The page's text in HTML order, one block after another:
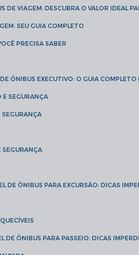
DE VIAGEM: DESCUBRA O VALOR IDEAL
SEU GUIA COMPLETO
PRECISA SABER
DE ÔNIBUS EXECUTIVO: O GUIA
E SEGURANÇA
SEGURANÇA
SEGURANÇA
DE ÔNIBUS PARA EXCURSÃO: DICAS
DE ÔNIBUS PARA PASSEIO: DICAS